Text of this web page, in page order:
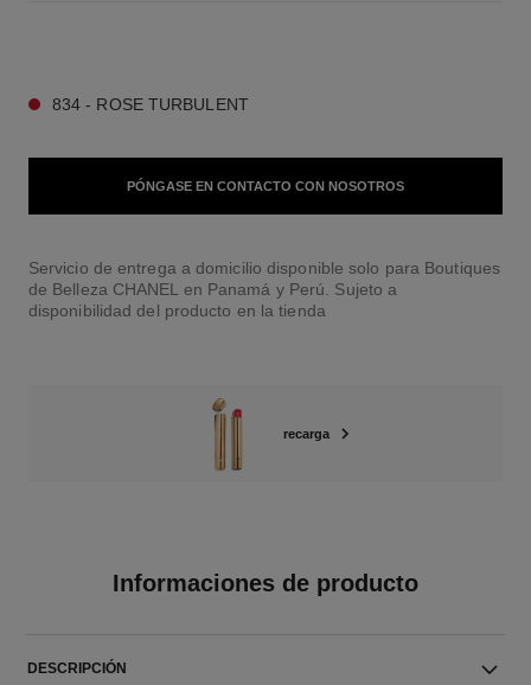
834 - ROSE TURBULENT
PÓNGASE EN CONTACTO CON NOSOTROS
Servicio de entrega a domicilio disponible solo para Boutiques
de Belleza CHANEL en Panamá y Perú. Sujeto a
disponibilidad del producto en la tienda
recarga
Informaciones de producto
DESCRIPCIÓN